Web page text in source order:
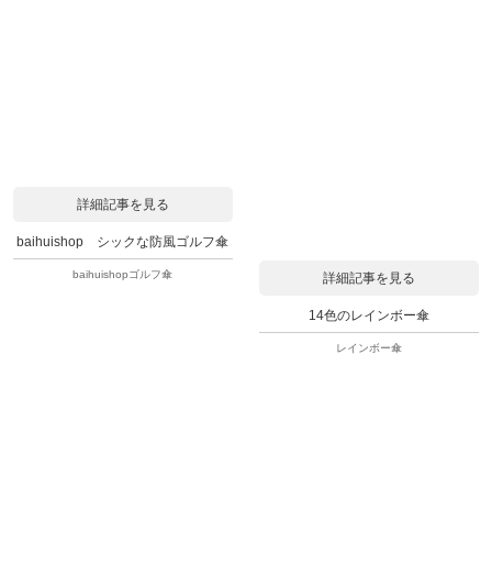
詳細記事を見る
baihuishop シックな防風ゴルフ傘
baihuishopゴルフ傘 詳細記事を見る
14色のレインボー傘
レインボー傘